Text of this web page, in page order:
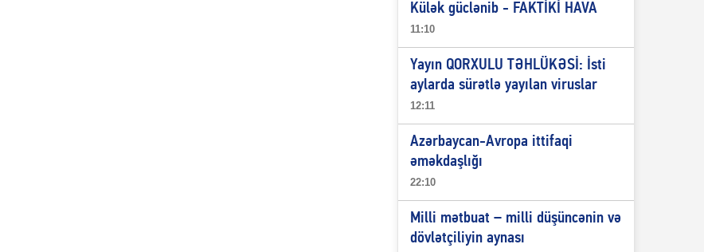
Külək güclənib - FAKTİKİ HAVA
11:10
Yayın QORXULU TƏHLÜKƏSİ: İsti
aylarda sürətlə yayılan viruslar
12:11
Azərbaycan-Avropa ittifaqi
əməkdaşlığı
22:10
Milli mətbuat – milli düşüncənin və
dövlətçiliyin aynası